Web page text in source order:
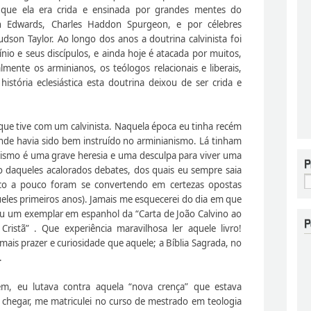
ela era crida e ensinada por grandes mentes do
Charles Haddon Spurgeon, e por célebres
Taylor. Ao longo dos anos a doutrina calvinista foi
e seus discípulos, e ainda hoje é atacada por muitos,
os arminianos, os teólogos relacionais e liberais,
eclesiástica esta doutrina deixou de ser crida e
tive com um calvinista. Naquela época eu tinha recém
havia sido bem instruído no arminianismo. Lá tinham
é uma grave heresia e uma desculpa para viver uma
acalorados debates, dos quais eu sempre saia
a pouco foram se convertendo em certezas opostas
primeiros anos). Jamais me esquecerei do dia em que
exemplar em espanhol da “Carta de João Calvino ao
. Que experiência maravilhosa ler aquele livro!
prazer e curiosidade que aquele; a Bíblia Sagrada, no
eu lutava contra aquela “nova crença” que estava
me matriculei no curso de mestrado em teologia